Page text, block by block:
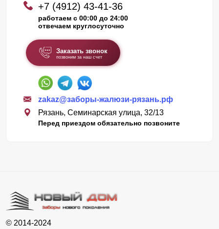
+7 (4912) 43-41-36
работаем с 00:00 до 24:00
отвечаем круглосуточно
Заказать звонок
позвоним за наш счет
zakaz@заборы-жалюзи-рязань.рф
Рязань, Семинарская улица, 32/13
Перед приездом обязательно позвоните
© 2014-2024